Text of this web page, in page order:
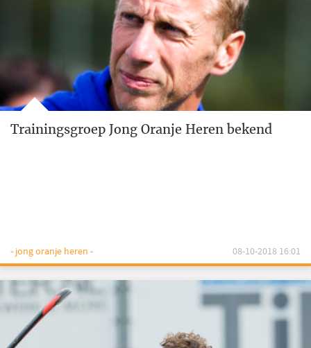
Trainingsgroep Jong Oranje Heren bekend
- jong oranje heren - 08-10-2018 16:01